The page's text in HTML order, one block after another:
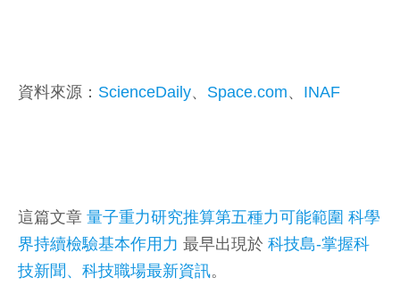
資料來源： ScienceDaily、 Space.com、 INAF
這篇文章 量子重力研究推算第五種力可能範圍 科學
界持續檢驗基本作用力 最早出現於 科技島-掌握科
技新聞、科技職場最新資訊。